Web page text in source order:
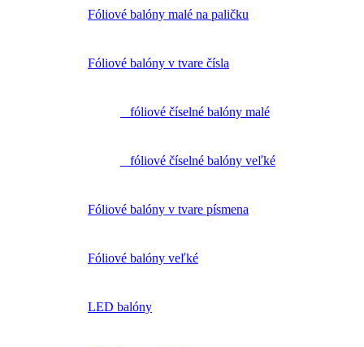
Fóliové balóny malé na paličku
Fóliové balóny v tvare čísla
fóliové číselné balóny malé
fóliové číselné balóny veľké
Fóliové balóny v tvare písmena
Fóliové balóny veľké
LED balóny